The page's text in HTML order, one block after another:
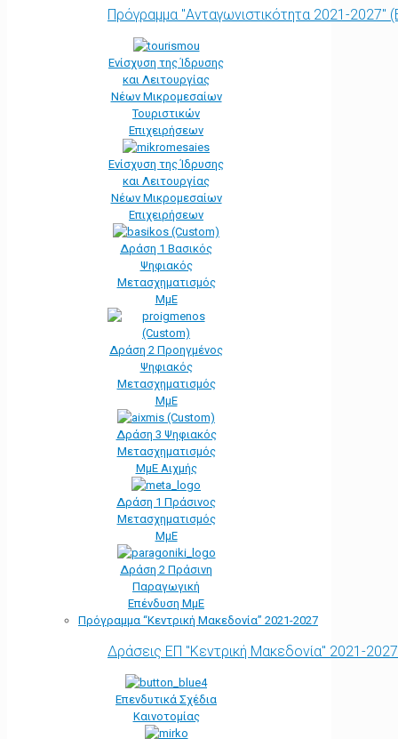
Πρόγραμμα "Ανταγωνιστικότητα 2021-
Ενίσχυση της Ίδρυσης
και Λειτουργίας
Νέων Μικρομεσαίων
Τουριστικών
Επιχειρήσεων
Ενίσχυση της Ίδρυσης
και Λειτουργίας
Νέων Μικρομεσαίων
Επιχειρήσεων
Δράση 1 Βασικός
Ψηφιακός
Μετασχηματισμός
ΜμΕ
Δράση 2 Προηγμένος
Ψηφιακός
Μετασχηματισμός
ΜμΕ
Δράση 3 Ψηφιακός
Μετασχηματισμός
ΜμΕ Αιχμής
Δράση 1 Πράσινος
Μετασχηματισμός
ΜμΕ
Δράση 2 Πράσινη
Παραγωγική
Επένδυση ΜμΕ
Πρόγραμμα “Κεντρική Μακεδονία” 2021-2027
Δράσεις ΕΠ "Κεντρική Μακεδονία" 2021-2027
Επενδυτικά Σχέδια
Καινοτομίας